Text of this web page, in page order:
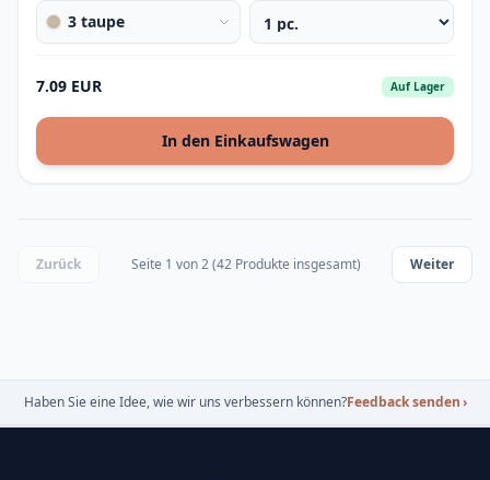
3 taupe
7.09 EUR Auf Lager
In den Einkaufswagen
Zurück Seite 1 von 2 (42 Produkte insgesamt) Weiter
Haben Sie eine Idee, wie wir uns verbessern können?Feedback senden›